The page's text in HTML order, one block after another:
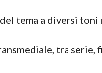
tema a diversi toni
tra serie,